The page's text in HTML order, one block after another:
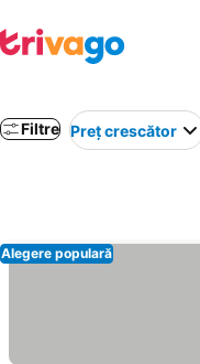
Filtre Preț crescător
Alegere populară